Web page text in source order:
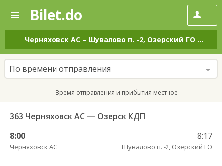
—
Поиск
и
покупка
билетов
на
автобус
онлайн
Bilet.do
Черняховск АС – Шувалово п. -2, Озерский ГО на
По времени отправления
Время отправления и прибытия местное
363 Черняховск АС — Озерск КДП
8:00
Черняховск АС
8:17
Шувалово п. -2, Озерский ГО